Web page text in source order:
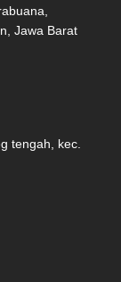
Jawa Barat
tengah, kec.